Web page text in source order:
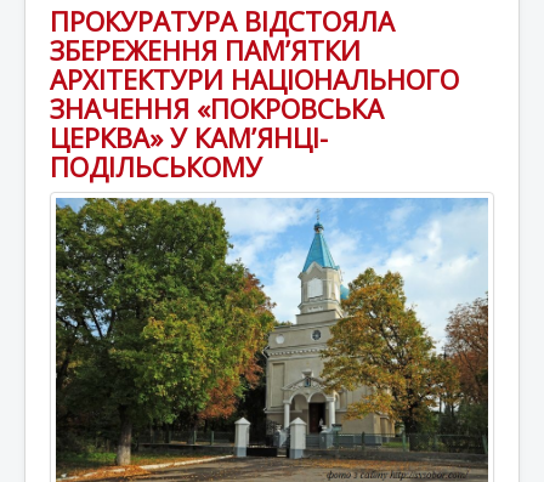
ПРОКУРАТУРА ВІДСТОЯЛА
ЗБЕРЕЖЕННЯ ПАМ’ЯТКИ
АРХІТЕКТУРИ НАЦІОНАЛЬНОГО
ЗНАЧЕННЯ «ПОКРОВСЬКА
ЦЕРКВА» У КАМ’ЯНЦІ-
ПОДІЛЬСЬКОМУ